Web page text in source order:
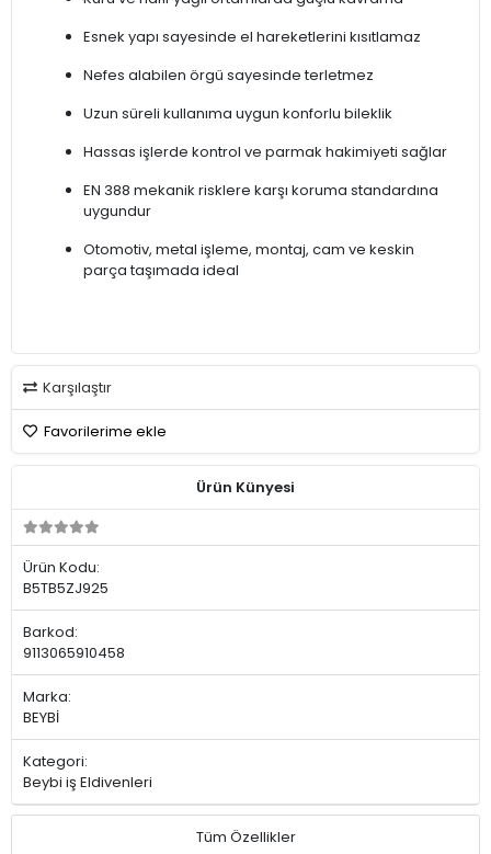
Esnek yapı sayesinde el hareketlerini kısıtlamaz
Nefes alabilen örgü sayesinde terletmez
Uzun süreli kullanıma uygun konforlu bileklik
Hassas işlerde kontrol ve parmak hakimiyeti sağlar
EN 388 mekanik risklere karşı koruma standardına
uygundur
Otomotiv, metal işleme, montaj, cam ve keskin
parça taşımada ideal
Karşılaştır
Favorilerime ekle
Ürün Künyesi
Ürün Kodu:
B5TB5ZJ925
Barkod:
9113065910458
Marka:
BEYBİ
Kategori:
Beybi iş Eldivenleri
Tüm Özellikler